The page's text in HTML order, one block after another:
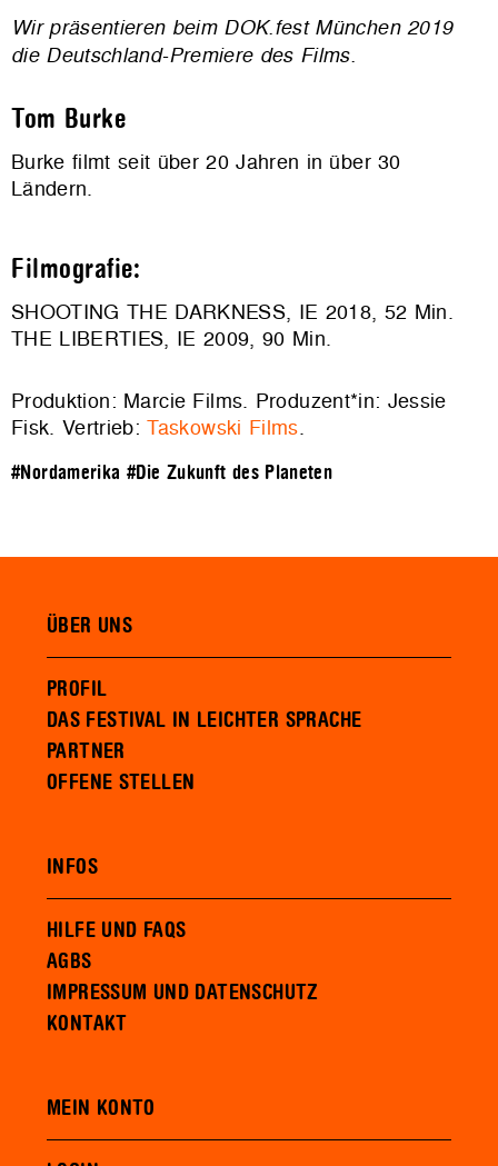
Wir präsentieren beim DOK.fest München 2019
die Deutschland-Premiere des Films.
Tom Burke
Burke filmt seit über 20 Jahren in über 30
Ländern.
Filmografie:
SHOOTING THE DARKNESS, IE 2018, 52 Min.
THE LIBERTIES, IE 2009, 90 Min.
Produktion: Marcie Films. Produzent*in: Jessie
Fisk. Vertrieb:Taskowski Films.
#Nordamerika #Die Zukunft des Planeten
ÜBER UNS
PROFIL
DAS FESTIVAL IN LEICHTER SPRACHE
PARTNER
OFFENE STELLEN
INFOS
HILFE UND FAQS
AGBS
IMPRESSUM UND DATENSCHUTZ
KONTAKT
MEIN KONTO